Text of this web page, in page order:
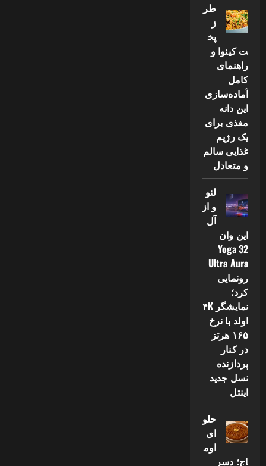
طر
ز
پخ
ت کینوا و
راهنمای
کامل
آماده‌سازی
این دانه
مغذی برای
یک رژیم
غذایی سالم
و متعادل
لنو
و از
آل
این وان
Yoga 32
Ultra Aura
رونمایی
کرد؛
نمایشگر ۴K
اولد با نرخ
۱۶۵ هرتز
در کنار
پردازنده
نسل جدید
اینتل
حلو
ای
اوم
اج؛ دسر